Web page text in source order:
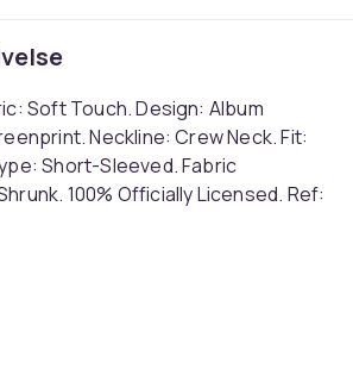
Soft Touch. Design: Album
Neckline: Crew Neck. Fit:
Short-Sleeved. Fabric
100% Officially Licensed. Ref: